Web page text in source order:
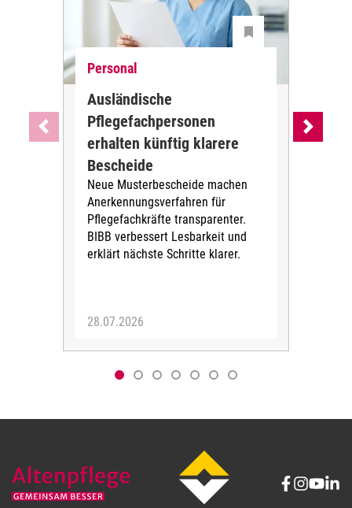
Personal
Ausländische
Pflegefachpersonen
erhalten künftig klarere
Bescheide
Neue Musterbescheide machen
Anerkennungsverfahren für
Pflegefachkräfte transparenter.
BIBB verbessert Lesbarkeit und
erklärt nächste Schritte klarer.
28.07.2026